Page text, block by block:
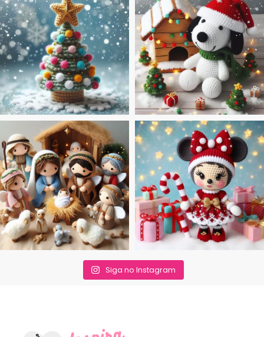
Siga no Instagram